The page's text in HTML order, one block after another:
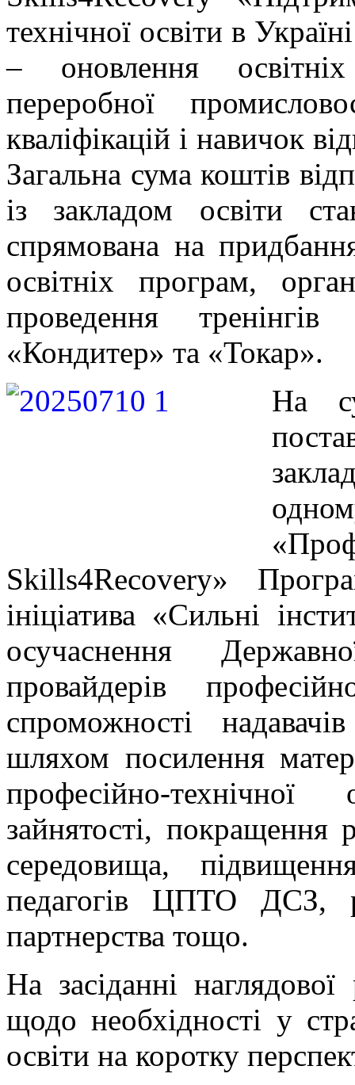
технічної освіти в
– оновлення
переробної
кваліфікацій і навичок
Загальна сума коштів
із закладом освіти
спрямована на
освітніх програм,
проведення
«Кондитер» та «Токар».
На
Skills4Recovery»
ініціатива «Сильні
осучаснення
провайдерів
спроможності
шляхом посилення
професійно-
зайнятості, покращення
середовища,
педагогів ЦПТО ДСЗ,
партнерства тощо.
На засіданні
щодо необхідності у
освіти на коротку